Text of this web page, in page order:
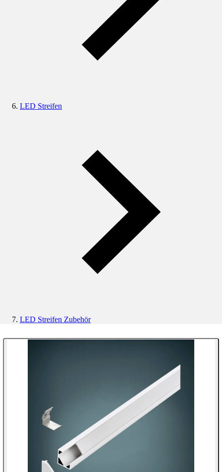
LED Streifen
LED Streifen Zubehör